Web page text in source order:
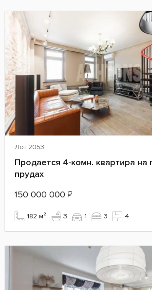
Лот 2053
Продается 4-комн. квартира на
прудах
150 000 000 ₽
182 м² 3 1 3 4